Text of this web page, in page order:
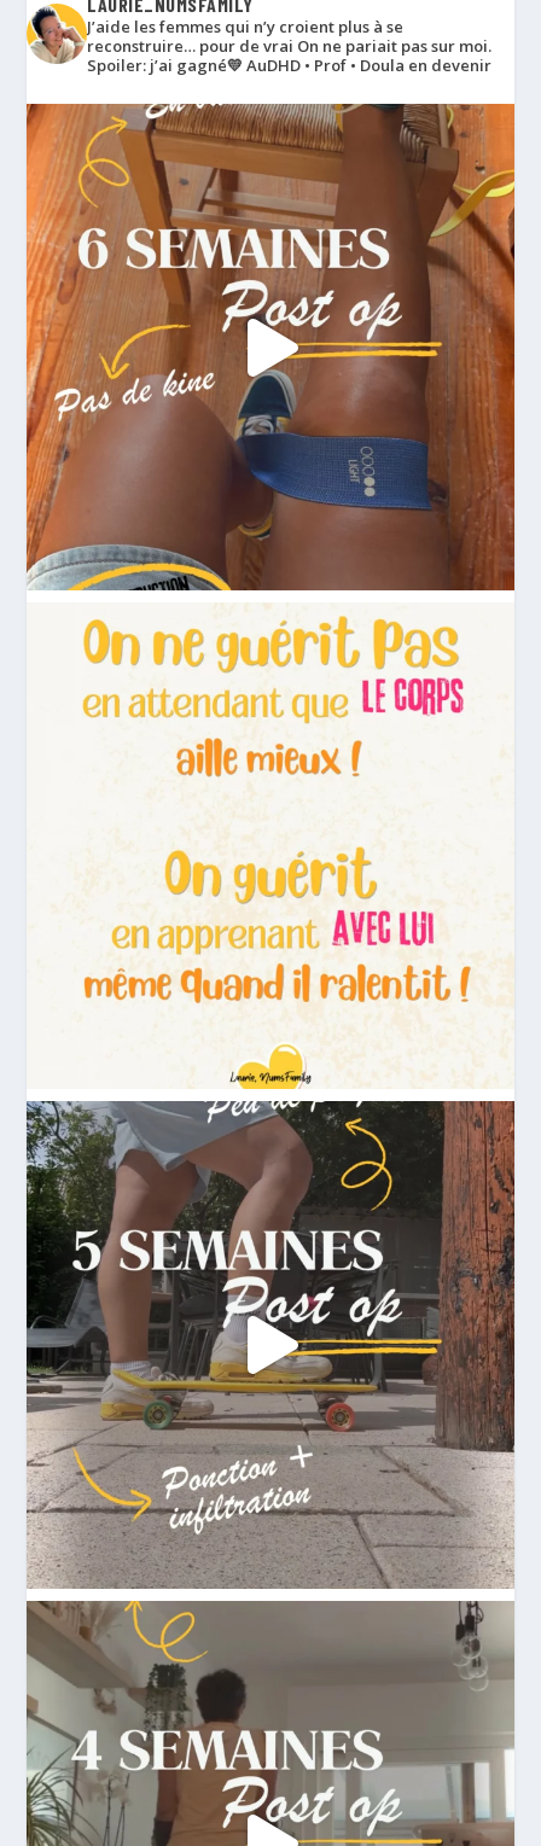
J’aide les femmes qui n’y croient plus à se
reconstruire… pour de vrai On ne pariait pas sur moi.
Spoiler: j’ai gagné💛 AuDHD • Prof • Doula en devenir